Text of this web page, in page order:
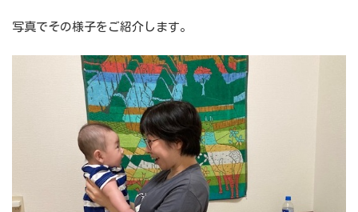
写真でその様子をご紹介します。